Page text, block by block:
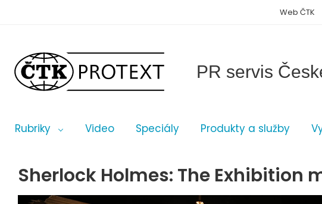
PR servis
Rubriky Video Speciály Produkty a služby
Web ČTK
Sherlock Holmes: The Exhibition